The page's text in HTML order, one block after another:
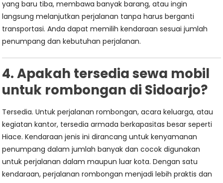
yang baru tiba, membawa banyak barang, atau ingin
langsung melanjutkan perjalanan tanpa harus berganti
transportasi. Anda dapat memilih kendaraan sesuai jumlah
penumpang dan kebutuhan perjalanan.
4. Apakah tersedia sewa mobil
untuk rombongan di Sidoarjo?
Tersedia. Untuk perjalanan rombongan, acara keluarga, atau
kegiatan kantor, tersedia armada berkapasitas besar seperti
Hiace. Kendaraan jenis ini dirancang untuk kenyamanan
penumpang dalam jumlah banyak dan cocok digunakan
untuk perjalanan dalam maupun luar kota. Dengan satu
kendaraan, perjalanan rombongan menjadi lebih praktis dan